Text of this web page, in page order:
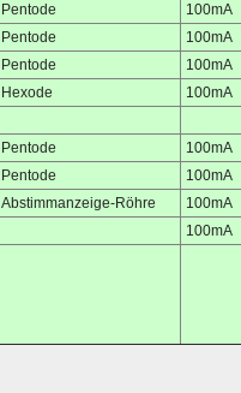
Pentode
100mA
Pentode
100mA
Pentode
100mA
Hexode
100mA
Pentode
100mA
Pentode
100mA
Abstimmanzeige-Röhre
100mA
100mA